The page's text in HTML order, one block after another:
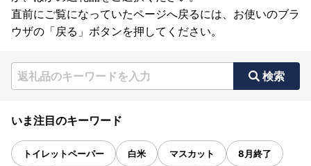
直前にご覧になっていたページへ戻るには、お使いのブラ
ウザの「戻る」ボタンを押してください。
検索
いま注目のキーワード
トイレットペーパー 白米 マスカット 8月終了